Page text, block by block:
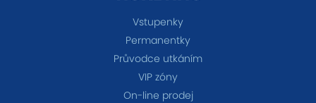
Vstupenky
Permanentky
Průvodce utkáním
VIP zóny
On-line prodej